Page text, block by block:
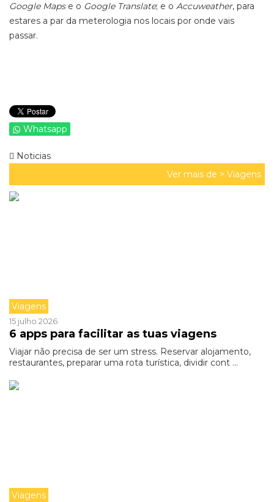
Google Maps e o Google Translate; e o Accuweather, para
estares a par da meterologia nos locais por onde vais
passar.
Whatsapp
Noticias
Ver mais de > Viagens
Viagens
15 julho 2026
6 apps para facilitar as tuas viagens
Viajar não precisa de ser um stress. Reservar alojamento,
restaurantes, preparar uma rota turística, dividir cont ...
Viagens